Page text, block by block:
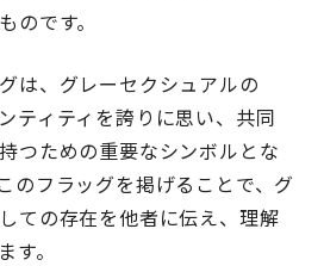
のです。
は、グレーセクシュアルの
ティティを誇りに思い、共同
つための重要なシンボルとな
のフラッグを掲げることで、グ
ての存在を他者に伝え、理解
す。